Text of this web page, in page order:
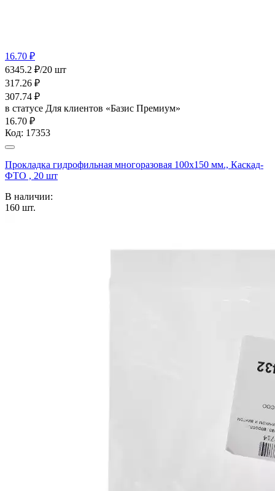
16.70 ₽
6345.2 ₽/20 шт
317.26 ₽
307.74 ₽
в статусе Для клиентов «Базис Премиум»
16.70 ₽
Код: 17353
Прокладка гидрофильная многоразовая 100x150 мм., Каскад-
ФТО , 20 шт
В наличии:
160 шт.